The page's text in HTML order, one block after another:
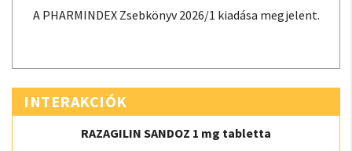
A PHARMINDEX Zsebkönyv 2026/1 kiadása megjelent.
INTERAKCIÓK
RAZAGILIN SANDOZ 1 mg tabletta